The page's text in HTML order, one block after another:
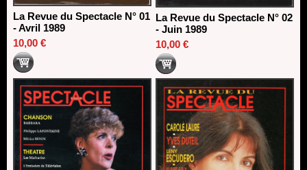
La Revue du Spectacle N° 01
- Avril 1989
10,00 €
La Revue du Spectacle N° 02
- Juin 1989
10,00 €